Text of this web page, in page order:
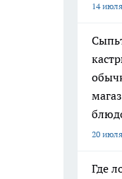
14 июля
20 июля
Где